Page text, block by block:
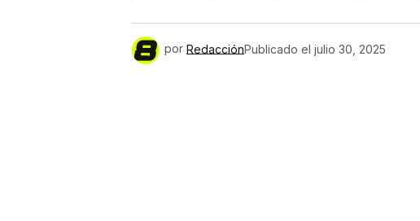
por RedacciónPublicado el julio 30, 2025